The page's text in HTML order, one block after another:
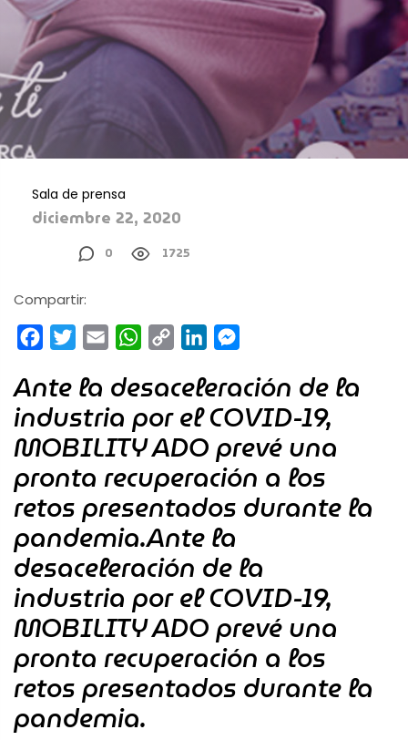
Sala de prensa
diciembre 22, 2020
0 1725
Compartir:
FacebookTwitterEmail WhatsApp
Copy
LinkedIn
Ante la desaceleración de la
industria por el COVID-19,
MOBILITY ADO prevé una
pronta recuperación a los
retos presentados durante la
pandemia.Ante la
desaceleración de la
industria por el COVID-19,
MOBILITY ADO prevé una
pronta recuperación a los
retos presentados durante la
pandemia.